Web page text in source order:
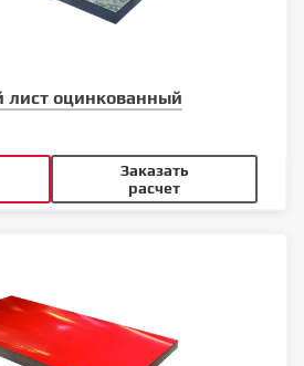
лист оцинкованный
Заказать
расчет